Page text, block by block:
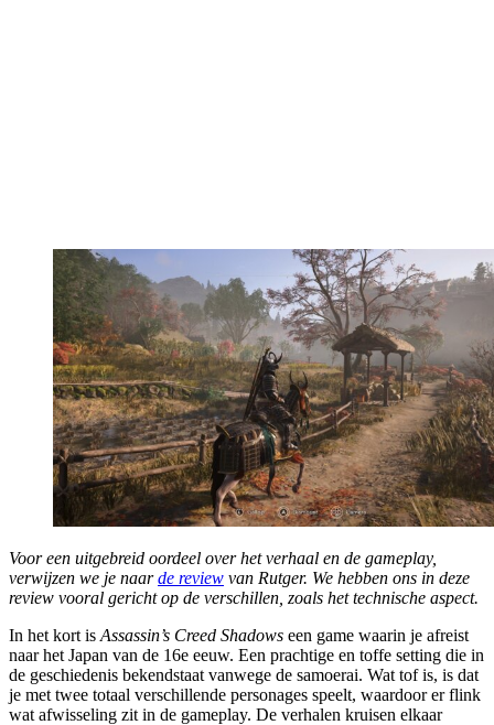
Voor een uitgebreid oordeel over het verhaal en de gameplay,
verwijzen we je naarde review van Rutger. We hebben ons in deze
review vooral gericht op de verschillen, zoals het technische aspect.
In het kort is Assassin’s Creed Shadows een game waarin je afreist
naar het Japan van de 16e eeuw. Een prachtige en toffe setting die in
de geschiedenis bekendstaat vanwege de samoerai. Wat tof is, is dat
je met twee totaal verschillende personages speelt, waardoor er flink
wat afwisseling zit in de gameplay. De verhalen kruisen elkaar